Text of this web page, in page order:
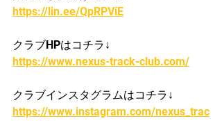
https://lin.ee/QpRPViE
クラブHPはコチラ↓
https://www.nexus-track-club.com/
クラブインスタグラムはコチラ↓
https://www.instagram.com/nexus_trac